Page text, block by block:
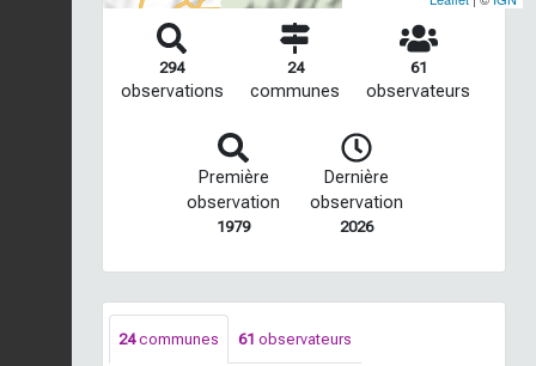
294
observations
24
communes
61
observateurs
Première
observation
1979
Dernière
observation
2026
24communes 61 observateurs